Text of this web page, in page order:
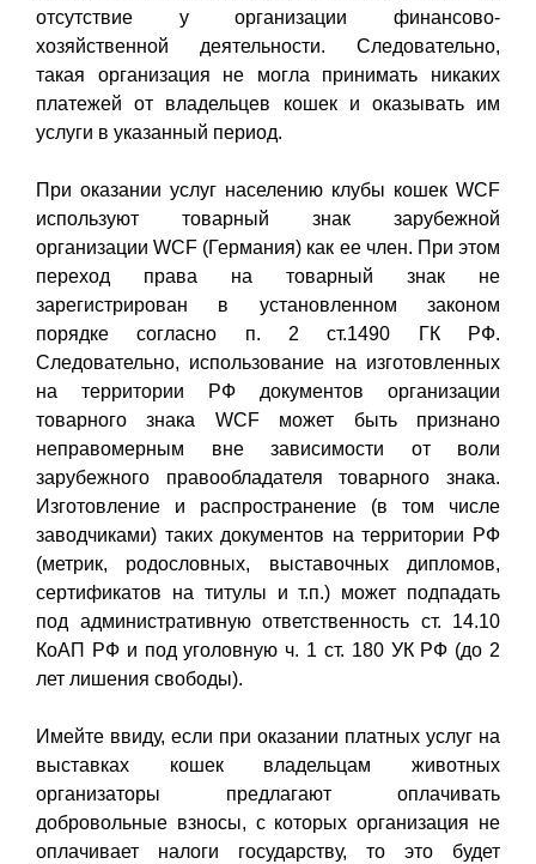
отсутствие у организации финансово-
хозяйственной деятельности. Следовательно,
такая организация не могла принимать никаких
платежей от владельцев кошек и оказывать им
услуги в указанный период.
При оказании услуг населению клубы кошек WCF
используют товарный знак зарубежной
организации WCF (Германия) как ее член. При этом
переход права на товарный знак не
зарегистрирован в установленном законом
порядке согласно п. 2 ст.1490 ГК РФ.
Следовательно, использование на изготовленных
на территории РФ документов организации
товарного знака WCF может быть признано
неправомерным вне зависимости от воли
зарубежного правообладателя товарного знака.
Изготовление и распространение (в том числе
заводчиками) таких документов на территории РФ
(метрик, родословных, выставочных дипломов,
сертификатов на титулы и т.п.) может подпадать
под административную ответственность ст. 14.10
КоАП РФ и под уголовную ч. 1 ст. 180 УК РФ (до 2
лет лишения свободы).
Имейте ввиду, если при оказании платных услуг на
выставках кошек владельцам животных
организаторы предлагают оплачивать
добровольные взносы, с которых организация не
оплачивает налоги государству, то это будет